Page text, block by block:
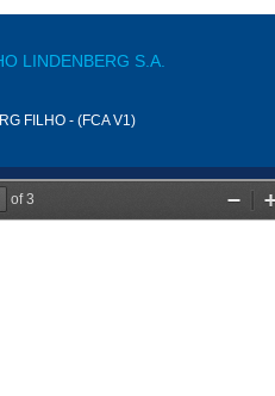
LINDENBERG S.A.
FILHO - (FCA V1)